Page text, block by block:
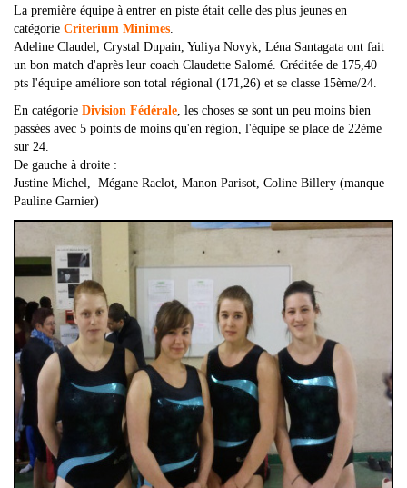
La première équipe à entrer en piste était celle des plus jeunes en
catégorie Criterium Minimes
Adeline Claudel, Crystal Dupain, Yuliya Novyk, Léna Santagata ont fait
un bon match d'après leur coach Claudette Salomé. Créditée de 175,40
pts l'équipe améliore son total régional (171,26) et se classe 15ème/24.
En catégorie Division Fédérale , les choses se sont un peu moins bien
passées avec 5 points de moins qu'en région, l'équipe se place de 22ème
sur 24.
De gauche à droite :
Justine Michel, Mégane Raclot, Manon Parisot, Coline Billery (manque
Pauline Garnier)